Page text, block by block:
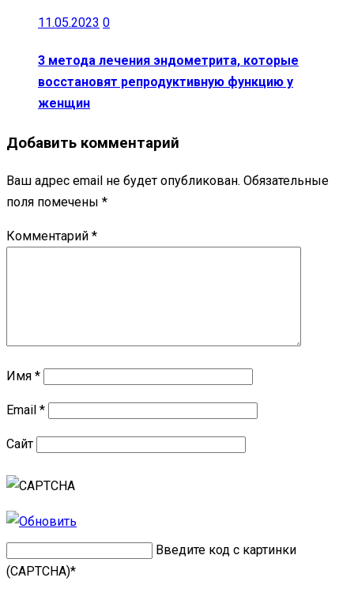
11.05.2023 0
3 метода лечения эндометрита, которые
восстановят репродуктивную функцию у
женщин
Добавить комментарий
Ваш адрес email не будет опубликован. Обязательные
поля помечены *
Комментарий *
Имя *
Email *
Сайт
Введите код с картинки
(CAPTCHA)*